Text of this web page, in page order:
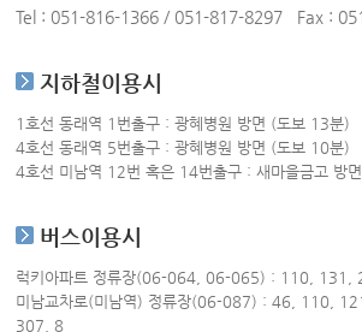
Tel : 051-816-1366 / 051-817-8297 Fax :
지하철이용시
1호선 동래역 1번출구 : 광혜병원 방면 (도보 13분)
4호선 동래역 5번출구 : 광혜병원 방면 (도보 10분)
4호선 미남역 12번 혹은 14번출구 : 새마을금고 방
버스이용시
럭키아파트 정류장(06-064, 06-065) : 110, 131,
미남교차로(미남역) 정류장(06-087) : 46, 110,
307, 8